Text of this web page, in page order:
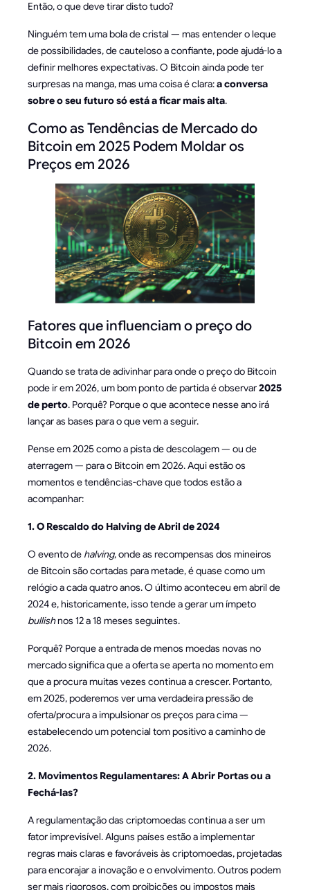
Então, o que deve tirar disto tudo?
Ninguém tem uma bola de cristal — mas entender o leque
de possibilidades, de cauteloso a confiante, pode ajudá-lo a
definir melhores expectativas. O Bitcoin ainda pode ter
surpresas na manga, mas uma coisa é clara:a conversa
sobre o seu futuro só está a ficar mais alta.
Como as Tendências de Mercado do
Bitcoin em 2025 Podem Moldar os
Preços em 2026
Fatores que influenciam o preço do
Bitcoin em 2026
Quando se trata de adivinhar para onde o preço do Bitcoin
pode ir em 2026, um bom ponto de partida é observar2025
de perto. Porquê? Porque o que acontece nesse ano irá
lançar as bases para o que vem a seguir.
Pense em 2025 como a pista de descolagem — ou de
aterragem — para o Bitcoin em 2026. Aqui estão os
momentos e tendências-chave que todos estão a
acompanhar:
1. O Rescaldo do Halving de Abril de 2024
O evento de halving, onde as recompensas dos mineiros
de Bitcoin são cortadas para metade, é quase como um
relógio a cada quatro anos. O último aconteceu em abril de
2024 e, historicamente, isso tende a gerar um ímpeto
bullishnos 12 a 18 meses seguintes.
Porquê? Porque a entrada de menos moedas novas no
mercado significa que a oferta se aperta no momento em
que a procura muitas vezes continua a crescer. Portanto,
em 2025, poderemos ver uma verdadeira pressão de
oferta/procura a impulsionar os preços para cima —
estabelecendo um potencial tom positivo a caminho de
2026.
2. Movimentos Regulamentares: A Abrir Portas ou a
Fechá-las?
A regulamentação das criptomoedas continua a ser um
fator imprevisível. Alguns países estão a implementar
regras mais claras e favoráveis às criptomoedas, projetadas
para encorajar a inovação e o envolvimento. Outros podem
ser mais rigorosos, com proibições ou impostos mais